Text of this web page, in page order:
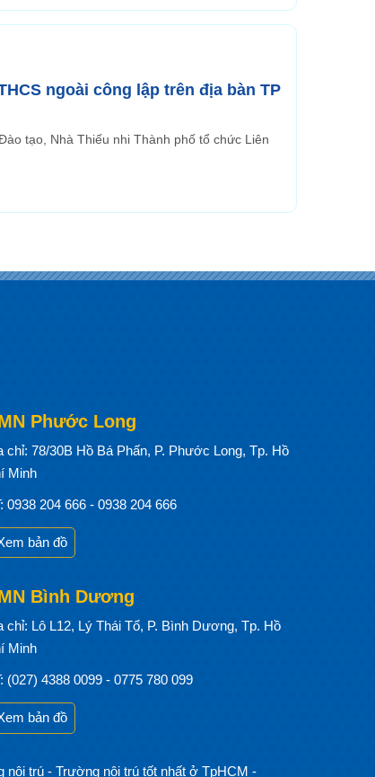
ngoài công lập trên địa bàn TP
tạo, Nhà Thiếu nhi Thành phố tổ chức Liên
Phước Long
chỉ: 78/30B Hồ Bá Phấn, P. Phước Long, Tp. Hồ
Minh
0938 204 666 - 0938 204 666
bản đồ
Bình Dương
chỉ: Lô L12, Lý Thái Tổ, P. Bình Dương, Tp. Hồ
Minh
(027) 4388 0099 - 0775 780 099
bản đồ
nội trú - Trường nội trú tốt nhất ở TpHCM -